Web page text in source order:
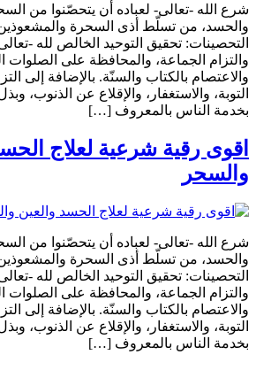
شرع الله -تعالى- لعباده أن يتحصّنوا من
والحسد، من تسلّط أذى السحرة
التحصينات: تحقيق التوحيد الخالص لله -
والتزام الجماعة، والمحافظة على
والاعتصام بالكتاب والسنّة. بالإضافة إلى
التوبة، والاستغفار، والإقلاع عن الذنوب،
بخدمة الناس بالمعروف […]
اقوى رقية شرعية لعلاج
والسحر
شرع الله -تعالى- لعباده أن يتحصّنوا من
والحسد، من تسلّط أذى السحرة
التحصينات: تحقيق التوحيد الخالص لله -
والتزام الجماعة، والمحافظة على
والاعتصام بالكتاب والسنّة. بالإضافة إلى
التوبة، والاستغفار، والإقلاع عن الذنوب،
بخدمة الناس بالمعروف […]